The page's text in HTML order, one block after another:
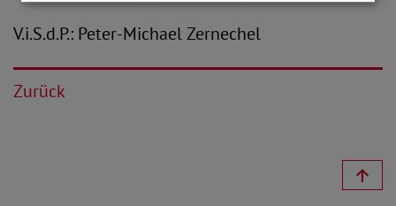
V.i.S.d.P.: Peter-Michael Zernechel
Zurück